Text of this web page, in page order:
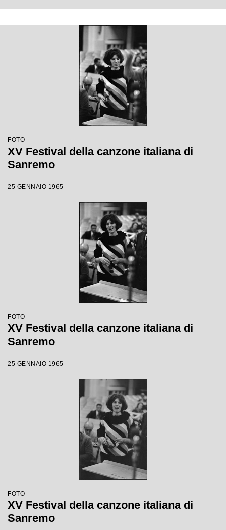
FOTO
XV Festival della canzone italiana di
Sanremo
25 GENNAIO 1965
FOTO
XV Festival della canzone italiana di
Sanremo
25 GENNAIO 1965
FOTO
XV Festival della canzone italiana di
Sanremo